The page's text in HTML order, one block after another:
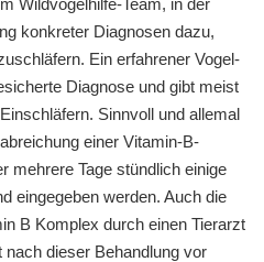
konkreter Diagnosen dazu,
Ein erfahrener Vogel-
Diagnose und gibt meist
Sinnvoll und allemal
einer Vitamin-B-
mehrere Tage stündlich einige
eingegeben werden. Auch die
B Komplex durch einen Tierarzt
dieser Behandlung vor